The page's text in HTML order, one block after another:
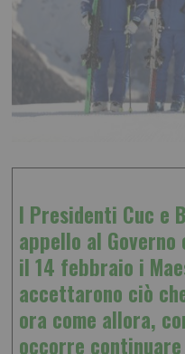
I Presidenti Cuc e
appello al Governo
il 14 febbraio i
accettarono ciò
ora come allora,
occorre